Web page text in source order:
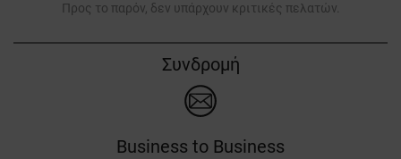
Προς το παρόν, δεν υπάρχουν κριτικές πελατών.
Συνδρομή
Business to Business